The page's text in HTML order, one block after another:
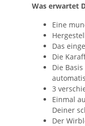
Was erwartet
Eine
Das
Die
Die
3
Einmal
Deiner
Der